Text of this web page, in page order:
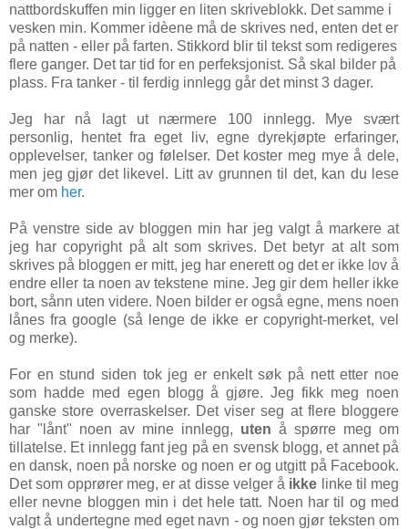
nattbordskuffen min ligger en liten skriveblokk. Det samme i
vesken min. Kommer idèene må de skrives ned, enten det er
på natten - eller på farten. Stikkord blir til tekst som redigeres
flere ganger. Det tar tid for en perfeksjonist. Så skal bilder på
plass. Fra tanker - til ferdig innlegg går det minst 3 dager.
Jeg har nå lagt ut nærmere 100 innlegg. Mye svært
personlig, hentet fra eget liv, egne dyrekjøpte erfaringer,
opplevelser, tanker og følelser. Det koster meg mye å dele,
men jeg gjør det likevel. Litt av grunnen til det, kan du lese
mer om her.
På venstre side av bloggen min har jeg valgt å markere at
jeg har copyright på alt som skrives. Det betyr at alt som
skrives på bloggen er mitt, jeg har enerett og det er ikke lov å
endre eller ta noen av tekstene mine. Jeg gir dem heller ikke
bort, sånn uten videre. Noen bilder er også egne, mens noen
lånes fra google (så lenge de ikke er copyright-merket, vel
og merke).
For en stund siden tok jeg er enkelt søk på nett etter noe
som hadde med egen blogg å gjøre. Jeg fikk meg noen
ganske store overraskelser. Det viser seg at flere bloggere
har "lånt" noen av mine innlegg, uten å spørre meg om
tillatelse. Et innlegg fant jeg på en svensk blogg, et annet på
en dansk, noen på norske og noen er og utgitt på Facebook.
Det som opprører meg, er at disse velger å ikke linke til meg
eller nevne bloggen min i det hele tatt. Noen har til og med
valgt å undertegne med eget navn - og noen gjør teksten om